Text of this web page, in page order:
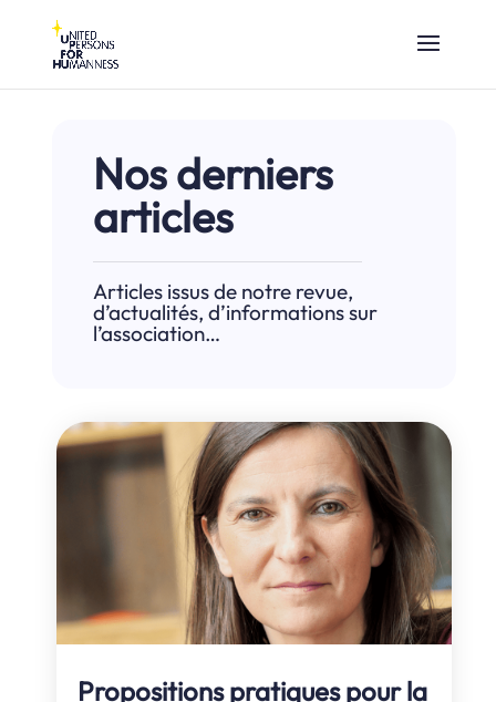
Nos derniers
articles
Articles issus de notre revue,
d’actualités, d’informations sur
l’association…
Propositions pratiques pour la